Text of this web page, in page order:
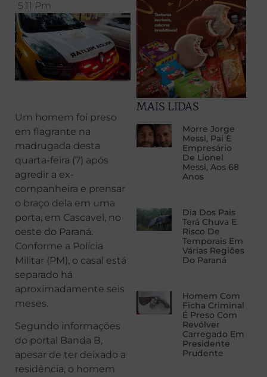
5:11 Pm
Um homem foi preso
em flagrante na
madrugada desta
quarta-feira (7) após
agredir a ex-
companheira e prensar
o braço dela em uma
porta, em Cascavel, no
oeste do Paraná.
Conforme a Polícia
Militar (PM), o casal está
separado há
aproximadamente seis
meses.
Segundo informações
do portal Banda B,
apesar de ter deixado a
residência, o homem
MAIS LIDAS
Morre Jorge
Messi, Pai E
Empresário
De Lionel
Messi, Aos 68
Anos
Dia Dos Pais
Terá Chuva E
Risco De
Temporais Em
Várias Regiões
Do Paraná
Homem Com
Ficha Criminal
É Preso Com
Revólver
Carregado Em
Presidente
Prudente